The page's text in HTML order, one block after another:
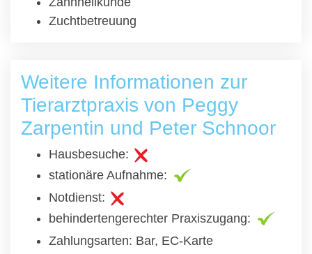
Zuchtbetreuung
Weitere Informationen zur
Tierarztpraxis von Peggy
Zarpentin und Peter Schnoor
Hausbesuche:
stationäre Aufnahme:
Notdienst:
behindertengerechter Praxiszugang:
Zahlungsarten: Bar, EC-Karte